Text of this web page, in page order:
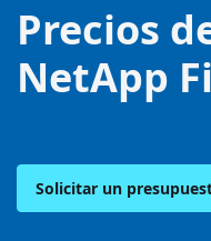
Precios
NetApp
Solicitar un